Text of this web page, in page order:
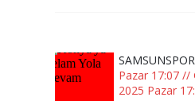
SAMSUNSPOR
Pazar 17:07 //
2025 Pazar